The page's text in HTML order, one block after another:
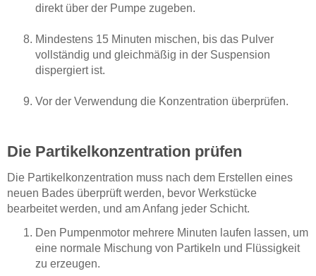
direkt über der Pumpe zugeben.
Mindestens 15 Minuten mischen, bis das Pulver
vollständig und gleichmäßig in der Suspension
dispergiert ist.
Vor der Verwendung die Konzentration überprüfen.
Die Partikelkonzentration prüfen
Die Partikelkonzentration muss nach dem Erstellen eines
neuen Bades überprüft werden, bevor Werkstücke
bearbeitet werden, und am Anfang jeder Schicht.
Den Pumpenmotor mehrere Minuten laufen lassen, um
eine normale Mischung von Partikeln und Flüssigkeit
zu erzeugen.